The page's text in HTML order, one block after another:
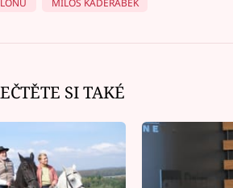
MILOŠ KADEŘÁBEK
SI TAKÉ